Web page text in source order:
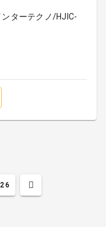
ターテクノ/HJIC-
26